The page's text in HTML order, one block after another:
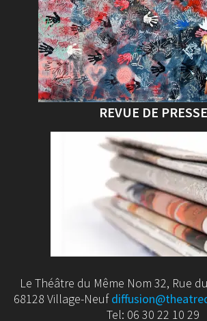
REVUE DE PRESSE
Le Théâtre du Même Nom 32, Rue
68128 Village-Neuf
Tel: 06 30 22 10 29